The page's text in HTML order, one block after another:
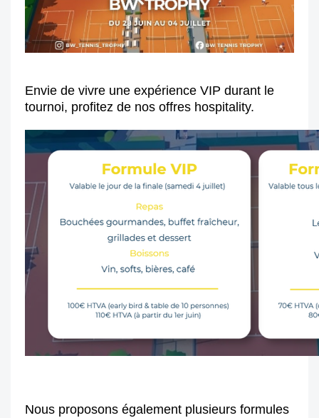
Envie de vivre une expérience VIP durant le
tournoi, profitez de nos offres hospitality.
Nous proposons également plusieurs formules